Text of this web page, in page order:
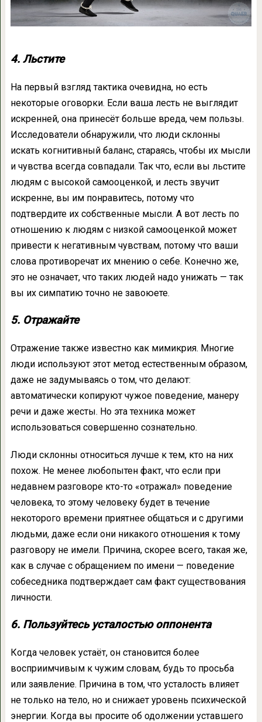
4. Льстите
На первый взгляд тактика очевидна, но есть
некоторые оговорки. Если ваша лесть не выглядит
искренней, она принесёт больше вреда, чем пользы.
Исследователи обнаружили, что люди склонны
искать когнитивный баланс, стараясь, чтобы их мысли
и чувства всегда совпадали. Так что, если вы льстите
людям с высокой самооценкой, и лесть звучит
искренне, вы им понравитесь, потому что
подтвердите их собственные мысли. А вот лесть по
отношению к людям с низкой самооценкой может
привести к негативным чувствам, потому что ваши
слова противоречат их мнению о себе. Конечно же,
это не означает, что таких людей надо унижать — так
вы их симпатию точно не завоюете.
5. Отражайте
Отражение также известно как мимикрия. Многие
люди используют этот метод естественным образом,
даже не задумываясь о том, что делают:
автоматически копируют чужое поведение, манеру
речи и даже жесты. Но эта техника может
использоваться совершенно сознательно.
Люди склонны относиться лучше к тем, кто на них
похож. Не менее любопытен факт, что если при
недавнем разговоре кто-то «отражал» поведение
человека, то этому человеку будет в течение
некоторого времени приятнее общаться и с другими
людьми, даже если они никакого отношения к тому
разговору не имели. Причина, скорее всего, такая же,
как в случае с обращением по имени — поведение
собеседника подтверждает сам факт существования
личности.
6. Пользуйтесь усталостью оппонента
Когда человек устаёт, он становится более
восприимчивым к чужим словам, будь то просьба
или заявление. Причина в том, что усталость влияет
не только на тело, но и снижает уровень психической
энергии. Когда вы просите об одолжении уставшего